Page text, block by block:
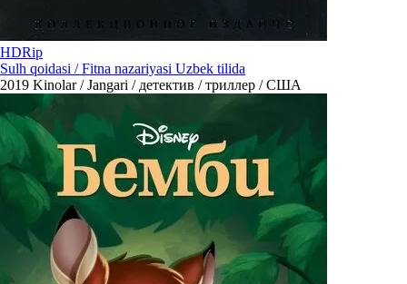
HDRip
Sulh qoidasi / Fitna nazariyasi Uzbek tilida
2019 Kinolar / Jangari / детектив / триллер / США